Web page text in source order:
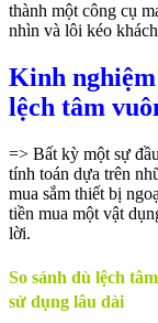
thành một công cụ
nhìn và lôi kéo
Kinh
lệch tâm
=> Bất kỳ một sự
tính toán dựa trên
mua sắm thiết bị
tiền mua một vật
lời.
So sánh dù lệch
sử dụng lâu dài